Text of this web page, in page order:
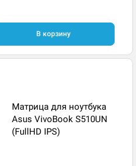
В корзину
Матрица для ноутбука
Asus VivoBook S510UN
(FullHD IPS)